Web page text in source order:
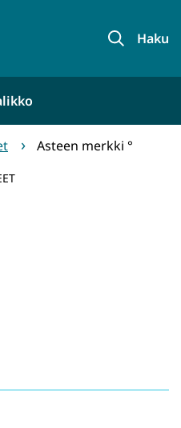
Haku
Asteen merkki °